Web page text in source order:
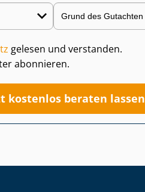
gelesen und verstanden.
abonnieren.
kostenlos beraten lassen